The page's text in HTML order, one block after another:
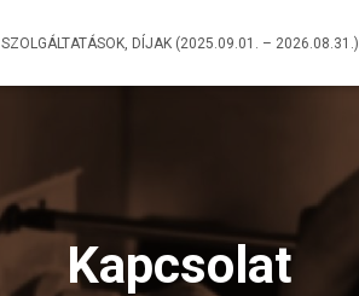
SZOLGÁLTATÁSOK, DÍJAK (2025.09.01. – 2026.08.31.)
Kapcsolat